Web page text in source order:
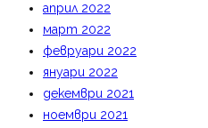
април 2022
март 2022
февруари 2022
януари 2022
декември 2021
ноември 2021